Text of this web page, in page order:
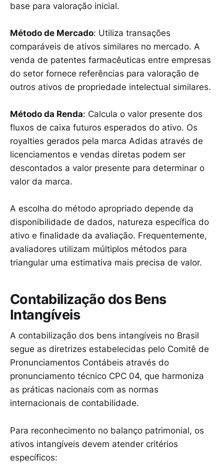
base para valoração inicial.
Método de Mercado: Utiliza transações
comparáveis de ativos similares no mercado. A
venda de patentes farmacêuticas entre empresas
do setor fornece referências para valoração de
outros ativos de propriedade intelectual similares.
Método da Renda: Calcula o valor presente dos
fluxos de caixa futuros esperados do ativo. Os
royalties gerados pela marca Adidas através de
licenciamentos e vendas diretas podem ser
descontados a valor presente para determinar o
valor da marca.
A escolha do método apropriado depende da
disponibilidade de dados, natureza específica do
ativo e finalidade da avaliação. Frequentemente,
avaliadores utilizam múltiplos métodos para
triangular uma estimativa mais precisa de valor.
Contabilização dos Bens
Intangíveis
A contabilização dos bens intangíveis no Brasil
segue as diretrizes estabelecidas pelo Comitê de
Pronunciamentos Contábeis através do
pronunciamento técnico CPC 04, que harmoniza
as práticas nacionais com as normas
internacionais de contabilidade.
Para reconhecimento no balanço patrimonial, os
ativos intangíveis devem atender critérios
específicos: